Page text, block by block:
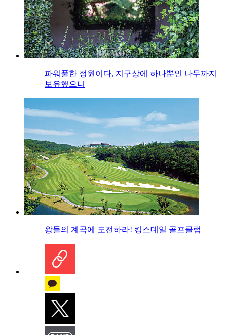
파워풀한 정원이다, 지구상에 하나뿐인 나무까지
보유했으니
왕들의 계곡에 도전하라! 킹스데일 골프클럽